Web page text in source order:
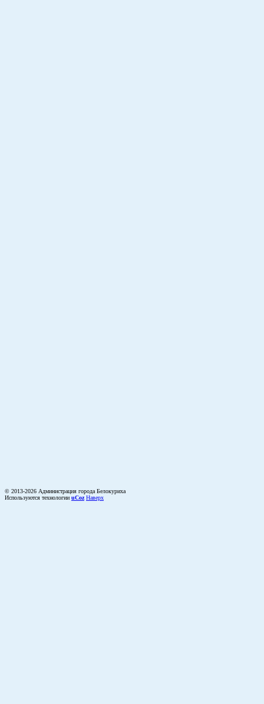
© 2013-2026 Администрация города Белокуриха
Используются технологии uCoz Наверх